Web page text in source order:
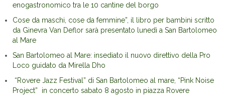
enogastronomico tra le 10 cantine del borgo
Cose da maschi, cose da femmine”, il libro per bambini scritto
da Ginevra Van Deflor sarà presentato lunedì a San Bartolomeo
al Mare
San Bartolomeo al Mare: insediato il nuovo direttivo della Pro
Loco guidato da Mirella Dho
“Rovere Jazz Festival” di San Bartolomeo al mare, “Pink Noise
Project” in concerto sabato 8 agosto in piazza Rovere